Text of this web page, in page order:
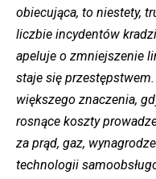
obiecująca, to niestety,
liczbie incydentów
apeluje o zmniejszenie
staje się
większego znaczenia,
rosnące koszty
za prąd, gaz,
technologii